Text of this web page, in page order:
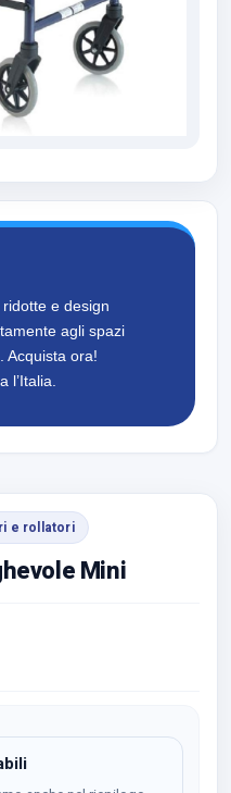
e design
agli spazi
Acquista ora!
l’Italia.
e rollatori
Mini